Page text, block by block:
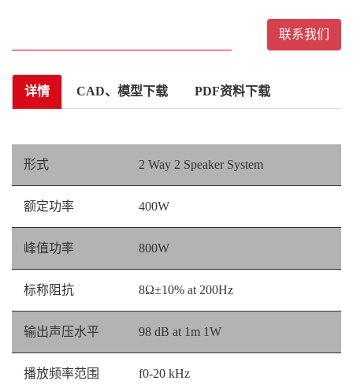
联系我们
详情 CAD、模型下载 PDF资料下载
形式 2 Way 2 Speaker System
额定功率 400W
峰值功率 800W
标称阻抗 8Ω±10% at 200Hz
输出声压水平 98 dB at 1m 1W
播放频率范围 f0-20 kHz